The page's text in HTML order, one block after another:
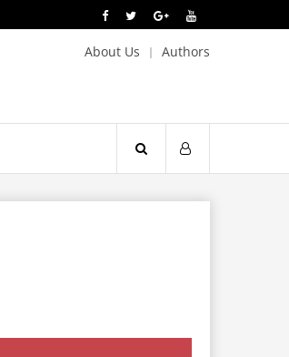
About Us Authors